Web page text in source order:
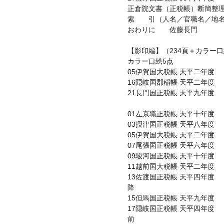
正倉院文書（正税帳）断簡整
索 引（人名／官職名／地名
おわりに 佐藤長門
【影印編】（234頁＋カラー
カラー口絵5点
05伊賀国大税帳 天平二年度
16隠岐国郡稲帳 天平二年
21長門国正税帳 天平九年度
01左京職正税帳 天平十年度
03摂津国正税帳 天平八年度
05伊賀国大税帳 天平二年度
07尾張国正税帳 天平六年度
09駿河国正税帳 天平十年度
11越前国大税帳 天平二年
13佐渡国正税帳 天平四年度
降
15但馬国正税帳 天平九年
17隠岐国正税帳 天平四年度
前